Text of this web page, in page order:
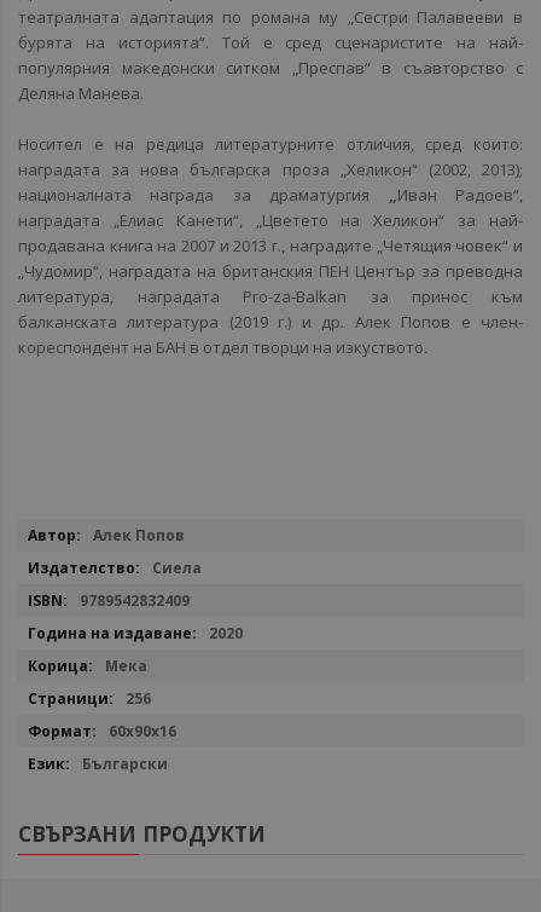
театралната адаптация по романа му „Сестри Палавееви в
бурята на историята“. Той е сред сценаристите на най-
популярния македонски ситком „Преспав“ в съавторство с
Деляна Манева.
Носител е на редица литературните отличия, сред които:
наградата за нова българска проза „Хеликон“ (2002, 2013);
националната награда за драматургия „Иван Радоев“,
наградата „Елиас Канети“, „Цветето на Хеликон“ за най-
продавана книга на 2007 и 2013 г., наградите „Четящия човек“ и
„Чудомир“, наградата на британския ПЕН Център за преводна
литература, наградата Pro-za-Balkan за принос към
балканската литература (2019 г.) и др. Алек Попов е член-
кореспондент на БАН в отдел творци на изкуството.
Повече
Алек Попов
Сиела
9789542832409
2020
Мека
256
60x90x16
Български
СВЪРЗАНИ ПРОДУКТИ